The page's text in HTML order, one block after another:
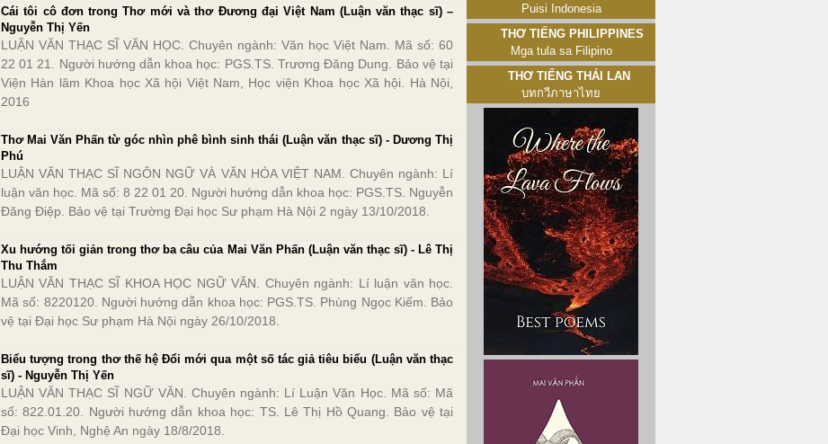
Cái tôi cô đơn trong Thơ mới và thơ Đương đại Việt Nam (Luận văn thạc sĩ) –
Nguyễn Thị Yến
LUẬN VĂN THẠC SĨ VĂN HỌC. Chuyên ngành: Văn học Việt Nam. Mã số: 60
22 01 21. Người hướng dẫn khoa học: PGS.TS. Trương Đăng Dung. Bảo vệ tại
Viện Hàn lâm Khoa học Xã hội Việt Nam, Học viện Khoa học Xã hội. Hà Nội,
2016
Thơ Mai Văn Phấn từ góc nhìn phê bình sinh thái (Luận văn thạc sĩ) - Dương Thị
Phú
LUẬN VĂN THẠC SĨ NGÔN NGỮ VÀ VĂN HÓA VIỆT NAM. Chuyên ngành: Lí
luận văn học. Mã số: 8 22 01 20. Người hướng dẫn khoa học: PGS.TS. Nguyễn
Đăng Điệp. Bảo vệ tại Trường Đại học Sư phạm Hà Nội 2 ngày 13/10/2018.
Xu hướng tối giản trong thơ ba câu của Mai Văn Phấn (Luận văn thạc sĩ) - Lê Thị
Thu Thắm
LUẬN VĂN THẠC SĨ KHOA HỌC NGỮ VĂN. Chuyên ngành: Lí luận văn học.
Mã số: 8220120. Người hướng dẫn khoa học: PGS.TS. Phùng Ngọc Kiếm. Bảo
vệ tại Đại học Sư phạm Hà Nội ngày 26/10/2018.
Biểu tượng trong thơ thế hệ Đổi mới qua một số tác giả tiêu biểu (Luận văn thạc
sĩ) - Nguyễn Thị Yến
LUẬN VĂN THẠC SĨ NGỮ VĂN. Chuyên ngành: Lí Luận Văn Học. Mã số: Mã
số: 822.01.20. Người hướng dẫn khoa học: TS. Lê Thị Hồ Quang. Bảo vệ tại
Đại học Vinh, Nghệ An ngày 18/8/2018.
Puisi Indonesia
Thơ tiếng Philippines
Mga tula sa Filipino
Thơ tiếng Thái Lan
บทกวีภาษาไทย